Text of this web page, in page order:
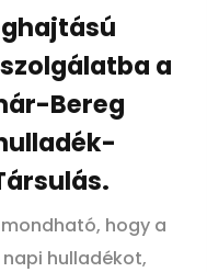
a
Bereg
hogy a
hulladékot,